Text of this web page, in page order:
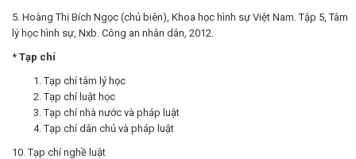
5. Hoàng Thị Bích Ngọc (chủ biên), Khoa học hình sự Việt Nam. Tập 5, Tâm
lý học hình sự, Nxb. Công an nhân dân, 2012.
* Tạp chí
Tạp chí tâm lý học
Tạp chí luật học
Tạp chí nhà nước và pháp luật
Tạp chí dân chủ và pháp luật
10. Tạp chí nghề luật